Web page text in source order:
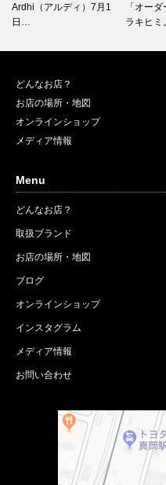
「オーダーおでこ靴ヒ
ラキヒミ。…
1960年
どんなお店？
お店の場所・地図
オンラインショップ
メディア情報
Menu
どんなお店？
取扱ブランド
お店の場所・地図
ブログ
オンラインショップ
インスタグラム
メディア情報
お問い合わせ